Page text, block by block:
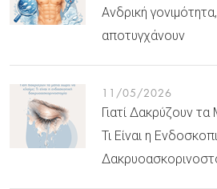
Ανδρική
αποτυγχάνουν
11/05/2026
Γιατί Δακρύζουν
Τι Είναι η